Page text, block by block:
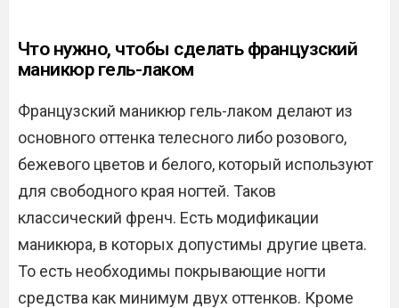
Что нужно, чтобы сделать французский
маникюр гель-лаком
Французский маникюр гель-лаком делают из
основного оттенка телесного либо розового,
бежевого цветов и белого, который используют
для свободного края ногтей. Таков
классический френч. Есть модификации
маникюра, в которых допустимы другие цвета.
То есть необходимы покрывающие ногти
средства как минимум двух оттенков. Кроме